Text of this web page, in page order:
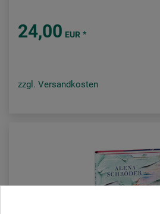
24,00 EUR *
zzgl. Versandkosten